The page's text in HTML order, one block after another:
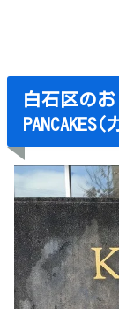
白石区のお